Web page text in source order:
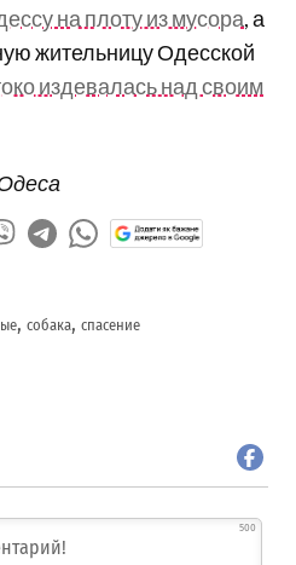
на плоту из мусора, а
жительницу Одесской
издевалась над своим
,собака,спасение
500